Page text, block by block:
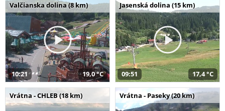
Valčianska dolina (8 km)
10:21 19,0 °C
Jasenská dolina (15 km)
09:51 17,4 °C
Vrátna - CHLEB (18 km) Vrátna - Paseky (20 km)